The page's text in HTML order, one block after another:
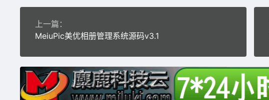
上一篇：
MeiuPic美优相册管理系统源码v3.1